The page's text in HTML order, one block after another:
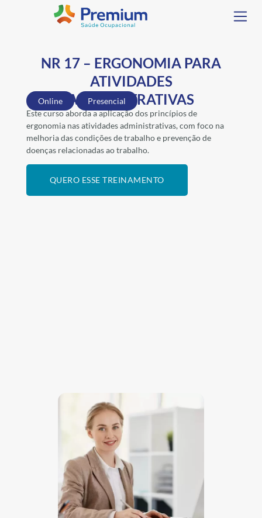
NR 17 – ERGONOMIA PARA
ATIVIDADES
ADMINISTRATIVAS
Online
Presencial
Este curso aborda a aplicação dos princípios de
ergonomia nas atividades administrativas, com foco na
melhoria das condições de trabalho e prevenção de
doenças relacionadas ao trabalho.
QUERO ESSE TREINAMENTO